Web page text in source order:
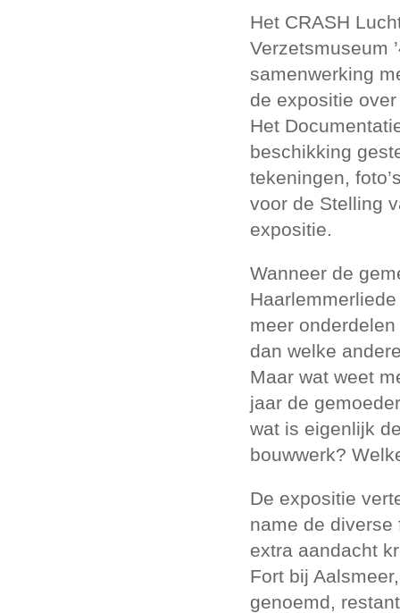
Het CRASH
Verzetsmuseum
samenwerking
de expositie
Het
beschikking
tekeningen,
voor de Stelling
expositie.
Wanneer de
meer
dan welke
Maar wat weet
jaar de
wat is eigenlijk
bouwwerk?
De expositie
name de
extra aandacht
Fort bij
genoemd,